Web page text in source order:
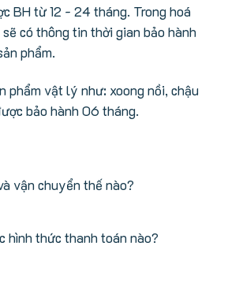
BH từ 12 - 24 tháng. Trong hoá
có thông tin thời gian bảo hành
phẩm.
phẩm vật lý như: xoong nồi, chậu
bảo hành 06 tháng.
vận chuyển thế nào?
hình thức thanh toán nào?